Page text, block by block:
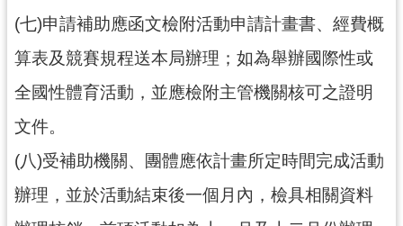
站
安
政
策
政
府
(七)申請補助應函文檢附活動申請計畫書、經費概
算表及競賽規程送本局辦理；如為舉辦國際性或
全國性體育活動，並應檢附主管機關核可之證明
文件。
(八)受補助機關、團體應依計畫所定時間完成活動
辦理，並於活動結束後一個月內，檢具相關資料